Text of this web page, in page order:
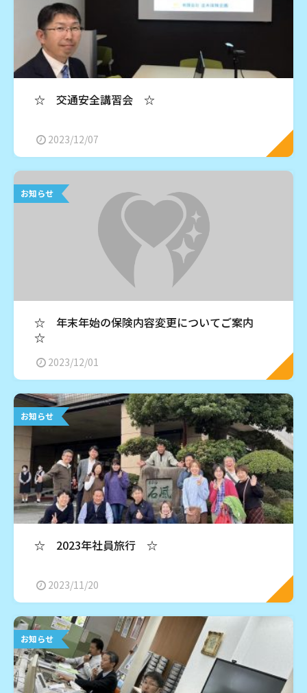
☆ 交通安全講習会 ☆
2023/12/07
お知らせ
☆ 年末年始の保険内容変更についてご案内
☆
2023/12/01
お知らせ
☆ 2023年社員旅行 ☆
2023/11/20
お知らせ